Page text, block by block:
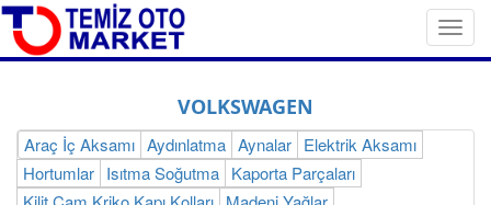
VOLKSWAGEN
Araç İç Aksamı Aydınlatma Aynalar Elektrik Aksamı
Hortumlar Isıtma Soğutma Kaporta Parçaları